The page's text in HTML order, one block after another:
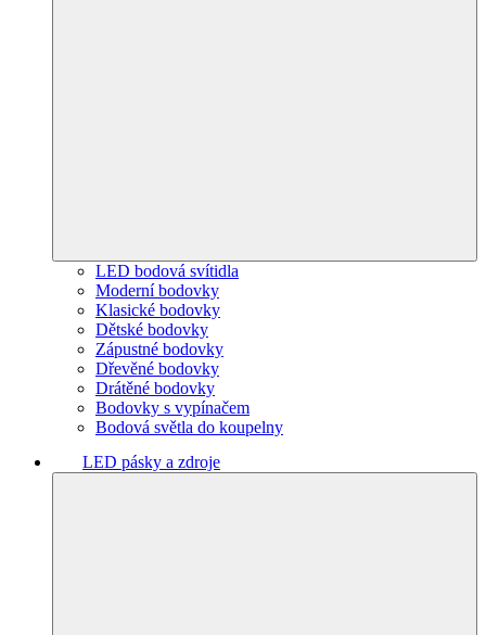
LED bodová svítidla
Moderní bodovky
Klasické bodovky
Dětské bodovky
Zápustné bodovky
Dřevěné bodovky
Drátěné bodovky
Bodovky s vypínačem
Bodová světla do koupelny
LED pásky a zdroje